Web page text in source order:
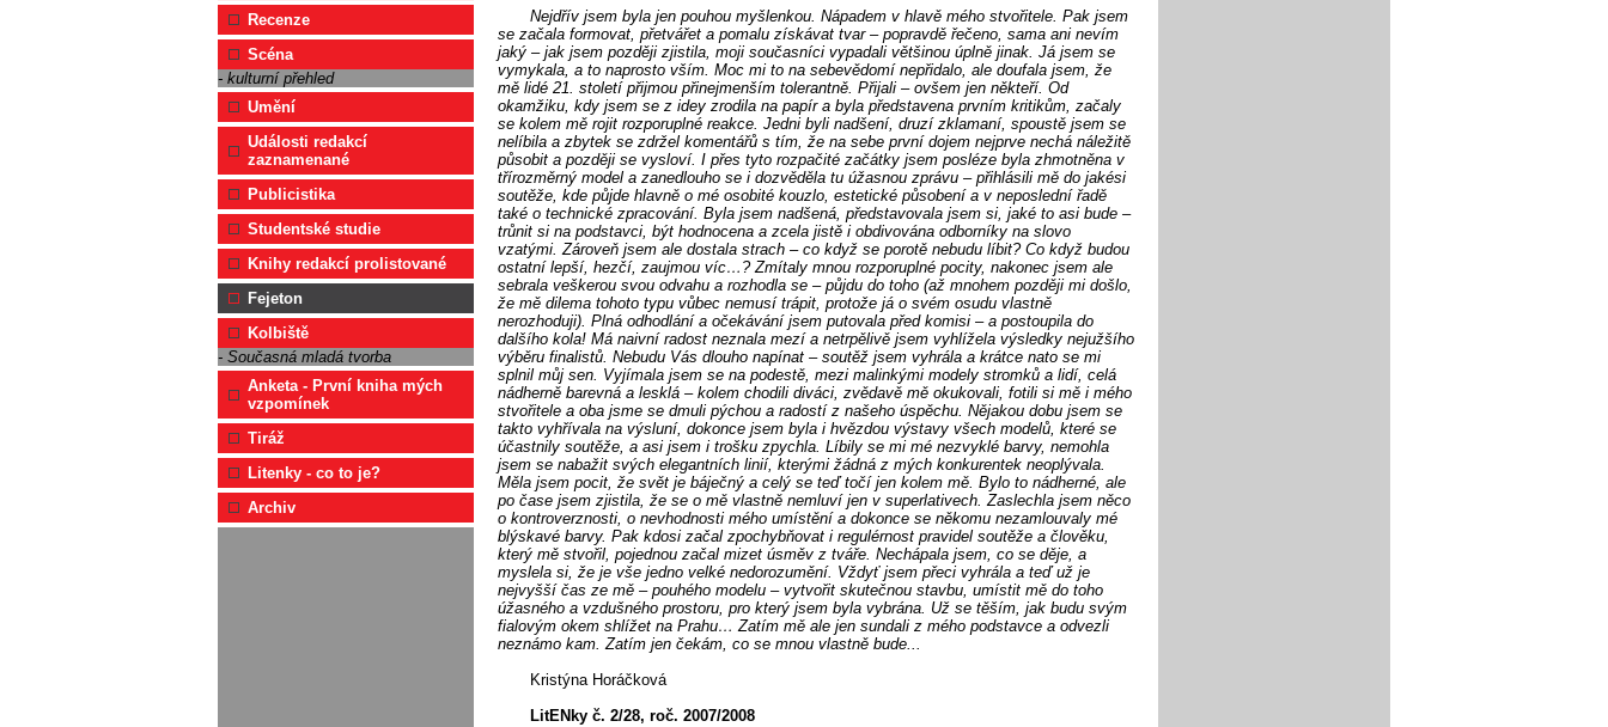
Recenze
Scéna
- kulturní přehled
Umění
Události redakcí
zaznamenané
Publicistika
Studentské studie
Knihy redakcí prolistované
Fejeton
Kolbiště
- Současná mladá tvorba
Anketa - První kniha mých
vzpomínek
Tiráž
Litenky - co to je?
Archiv
Nejdřív jsem byla jen pouhou myšlenkou. Nápadem v hlavě mého stvořitele. Pak jsem
se začala formovat, přetvářet a pomalu získávat tvar – popravdě řečeno, sama ani nevím
jaký – jak jsem později zjistila, moji současníci vypadali většinou úplně jinak. Já jsem se
vymykala, a to naprosto vším. Moc mi to na sebevědomí nepřidalo, ale doufala jsem, že
mě lidé 21. století přijmou přinejmenším tolerantně. Přijali – ovšem jen někteří. Od
okamžiku, kdy jsem se z idey zrodila na papír a byla představena prvním kritikům, začaly
se kolem mě rojit rozporuplné reakce. Jedni byli nadšení, druzí zklamaní, spoustě jsem se
nelíbila a zbytek se zdržel komentářů s tím, že na sebe první dojem nejprve nechá náležitě
působit a později se vysloví. I přes tyto rozpačité začátky jsem posléze byla zhmotněna v
třírozměrný model a zanedlouho se i dozvěděla tu úžasnou zprávu – přihlásili mě do jakési
soutěže, kde půjde hlavně o mé osobité kouzlo, estetické působení a v neposlední řadě
také o technické zpracování. Byla jsem nadšená, představovala jsem si, jaké to asi bude –
trůnit si na podstavci, být hodnocena a zcela jistě i obdivována odborníky na slovo
vzatými. Zároveň jsem ale dostala strach – co když se porotě nebudu líbit? Co když budou
ostatní lepší, hezčí, zaujmou víc…? Zmítaly mnou rozporuplné pocity, nakonec jsem ale
sebrala veškerou svou odvahu a rozhodla se – půjdu do toho (až mnohem později mi došlo,
že mě dilema tohoto typu vůbec nemusí trápit, protože já o svém osudu vlastně
nerozhoduji). Plná odhodlání a očekávání jsem putovala před komisi – a postoupila do
dalšího kola! Má naivní radost neznala mezí a netrpělivě jsem vyhlížela výsledky nejužšího
výběru finalistů. Nebudu Vás dlouho napínat – soutěž jsem vyhrála a krátce nato se mi
splnil můj sen. Vyjímala jsem se na podestě, mezi malinkými modely stromků a lidí, celá
nádherně barevná a lesklá – kolem chodili diváci, zvědavě mě okukovali, fotili si mě i mého
stvořitele a oba jsme se dmuli pýchou a radostí z našeho úspěchu. Nějakou dobu jsem se
takto vyhřívala na výsluní, dokonce jsem byla i hvězdou výstavy všech modelů, které se
účastnily soutěže, a asi jsem i trošku zpychla. Líbily se mi mé nezvyklé barvy, nemohla
jsem se nabažit svých elegantních linií, kterými žádná z mých konkurentek neoplývala.
Měla jsem pocit, že svět je báječný a celý se teď točí jen kolem mě. Bylo to nádherné, ale
po čase jsem zjistila, že se o mě vlastně nemluví jen v superlativech. Zaslechla jsem něco
o kontroverznosti, o nevhodnosti mého umístění a dokonce se někomu nezamlouvaly mé
blýskavé barvy. Pak kdosi začal zpochybňovat i regulérnost pravidel soutěže a člověku,
který mě stvořil, pojednou začal mizet úsměv z tváře. Nechápala jsem, co se děje, a
myslela si, že je vše jedno velké nedorozumění. Vždyť jsem přeci vyhrála a teď už je
nejvyšší čas ze mě – pouhého modelu – vytvořit skutečnou stavbu, umístit mě do toho
úžasného a vzdušného prostoru, pro který jsem byla vybrána. Už se těším, jak budu svým
fialovým okem shlížet na Prahu… Zatím mě ale jen sundali z mého podstavce a odvezli
neznámo kam. Zatím jen čekám, co se mnou vlastně bude...
Kristýna Horáčková
LitENky č. 2/28, roč. 2007/2008